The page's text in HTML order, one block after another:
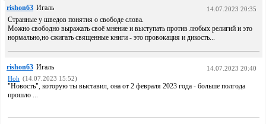
rishon63 Игаль 14.07.2023 20:35
Странные у шведов понятия о свободе слова.
Можно свободно выражать своё мнение и выступать против любых религий и это
нормально,но сжигать священные книги - это провокация и дикость...
rishon63 Игаль
14.07.2023 20:40
Hoh (14.07.2023 15:52)
"Новость", которую ты выставил, она от 2 февраля 2023 года - больше полгода
прошло ...